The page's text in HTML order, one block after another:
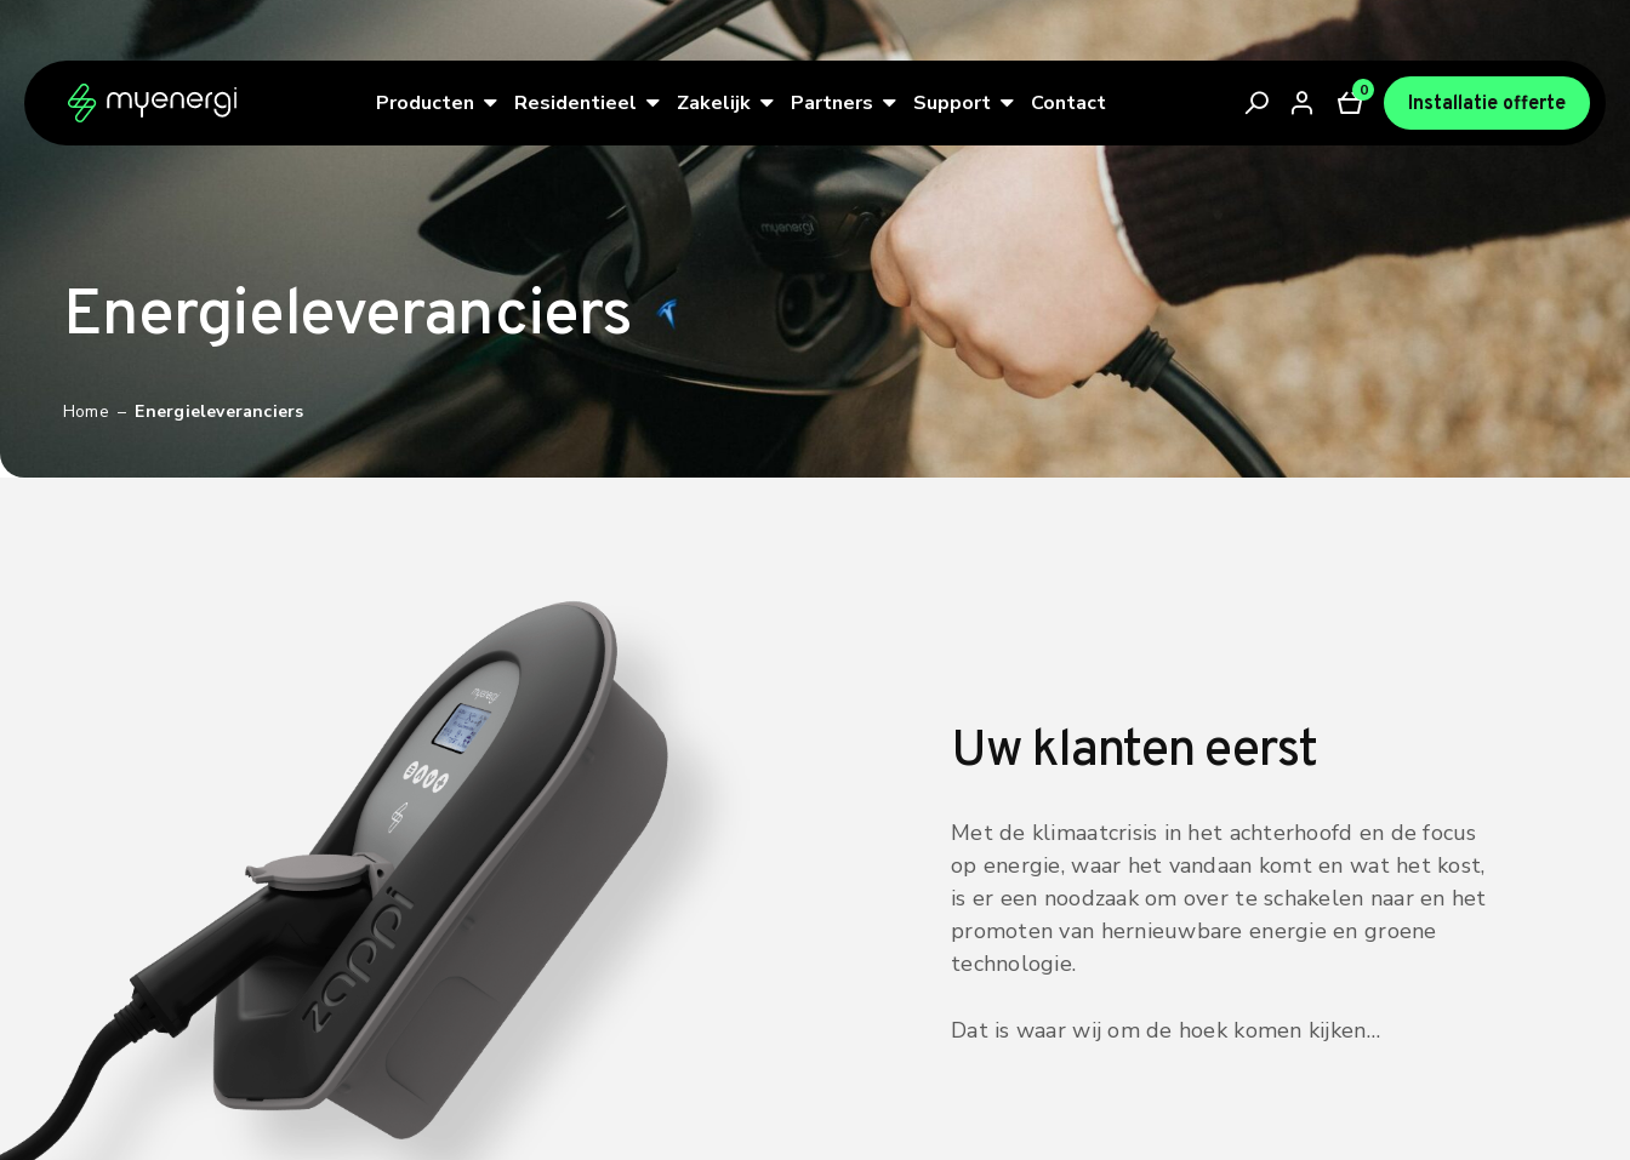
Ga naar de inhoud
Ga naar de voettekst
Producten Residentieel Zakelijk Partners Support Contact 0
Installatie offerte
Energieleveranciers
Home – Energieleveranciers
Uw klanten eerst
Met de klimaatcrisis in het achterhoofd en de focus
op energie, waar het vandaan komt en wat het kost,
is er een noodzaak om over te schakelen naar en het
promoten van hernieuwbare energie en groene
technologie.
Dat is waar wij om de hoek komen kijken…